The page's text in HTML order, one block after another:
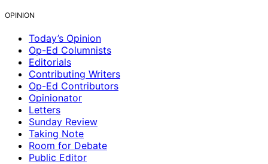
OPINION
Today’s Opinion
Op-Ed Columnists
Editorials
Contributing Writers
Op-Ed Contributors
Opinionator
Letters
Sunday Review
Taking Note
Room for Debate
Public Editor